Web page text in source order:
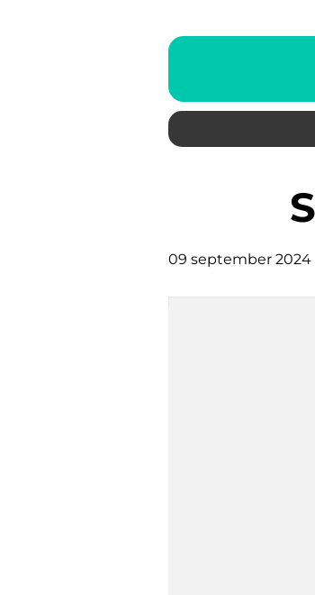
09 september 2024